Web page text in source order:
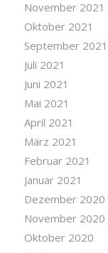
November 2021
Oktober 2021
September 2021
Juli 2021
Juni 2021
Mai 2021
April 2021
März 2021
Februar 2021
Januar 2021
Dezember 2020
November 2020
Oktober 2020